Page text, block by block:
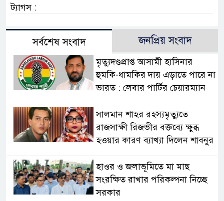
ট্যাগস :
সর্বশেষ সংবাদ জনপ্রিয় সংবাদ
মৃত্যুদণ্ডপ্রাপ্ত আসামী হাসিনার
হুমকি-ধামকির দায় এড়াতে পারে না
ভারত : লেবার পার্টির চেয়ারম্যান
সালমান শাহর রহস্যমৃত্যুতে
রাজসাক্ষী রিজভীর বক্তব্যে ক্ষুব্ধ
হওয়ার কারণ ব্যাখ্যা দিলেন শাবনুর
হাওর ও জলাভূমিতে মা মাছ
সংরক্ষিত রাখার পরিকল্পনা নিচ্ছে
সরকার